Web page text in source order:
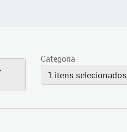
Categoria
1 itens selecionados